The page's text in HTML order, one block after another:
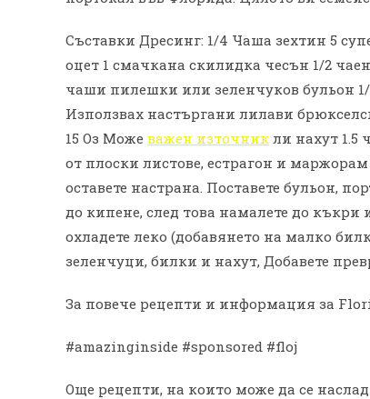
Съставки Дресинг: 1/4 Чаша зехтин 5
оцет 1 смачкана скилидка чесън 1/2
чаши пилешки или зеленчуков бульон
Използвах настъргани лилави
15 Оз Може важен източник ли нахут 1.5
от плоски листове, естрагон и
оставете настрана. Поставете бульон,
до кипене, след това намалете до къкри
охладете леко (добавянето на малко
зеленчуци, билки и нахут, Добавете
За повече рецепти и информация за
#amazinginside #sponsored #floj
Още рецепти, на които може да се